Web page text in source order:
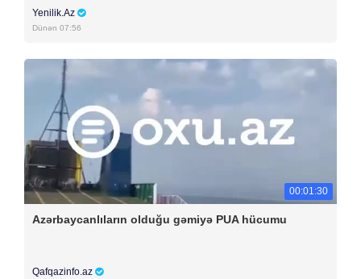
Yenilik.Az
Dünən 07:56
00:01:30
Azərbaycanlıların olduğu gəmiyə PUA hücumu
Qafqazinfo.az